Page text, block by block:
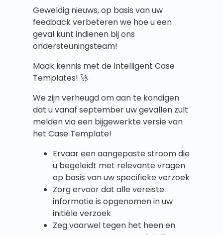
Geweldig nieuws, op basis van uw
feedback verbeteren we hoe u een
geval kunt indienen bij ons
ondersteuningsteam!
Maak kennis met de Intelligent Case
Templates! 🚀
We zijn verheugd om aan te kondigen
dat u vanaf september uw gevallen zult
melden via een bijgewerkte versie van
het Case Template!
Ervaar een aangepaste stroom die
u begeleidt met relevante vragen
op basis van uw specifieke verzoek
Zorg ervoor dat alle vereiste
informatie is opgenomen in uw
initiële verzoek
Zeg vaarwel tegen het heen en